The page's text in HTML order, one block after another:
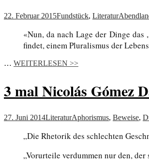
22. Februar 2015Fundstück, Literatur
«Nun, da nach Lage der Dinge
findet, einem Pluralismus der
… WEITERLESEN >>
3 mal Nicolás Gómez
27. Juni 2014LiteraturAphorismus, Beweise,
„Die Rhetorik des schlechten
„Vorurteile verdummen nur den,